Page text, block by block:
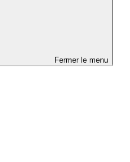
Fermer le menu